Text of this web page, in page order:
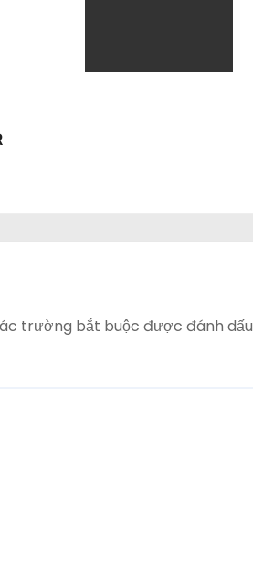
trường bắt buộc được đánh dấu